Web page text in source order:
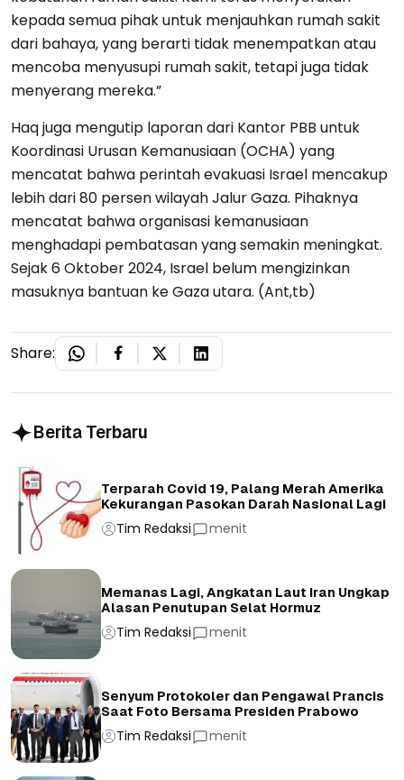
kepada semua pihak untuk menjauhkan rumah sakit
dari bahaya, yang berarti tidak menempatkan atau
mencoba menyusupi rumah sakit, tetapi juga tidak
menyerang mereka.”
Haq juga mengutip laporan dari Kantor PBB untuk
Koordinasi Urusan Kemanusiaan (OCHA) yang
mencatat bahwa perintah evakuasi Israel mencakup
lebih dari 80 persen wilayah Jalur Gaza. Pihaknya
mencatat bahwa organisasi kemanusiaan
menghadapi pembatasan yang semakin meningkat.
Sejak 6 Oktober 2024, Israel belum mengizinkan
masuknya bantuan ke Gaza utara. (Ant,tb)
Share:
Berita Terbaru
Terparah Covid 19, Palang Merah Amerika
Kekurangan Pasokan Darah Nasional Lagi
Tim Redaksi menit
Memanas Lagi, Angkatan Laut Iran Ungkap
Alasan Penutupan Selat Hormuz
Tim Redaksi menit
Senyum Protokoler dan Pengawal Prancis
Saat Foto Bersama Presiden Prabowo
Tim Redaksi menit